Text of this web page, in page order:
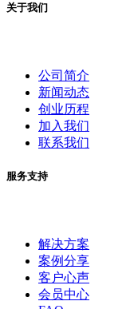
关于我们
公司简介
新闻动态
创业历程
加入我们
联系我们
服务支持
解决方案
案例分享
客户心声
会员中心